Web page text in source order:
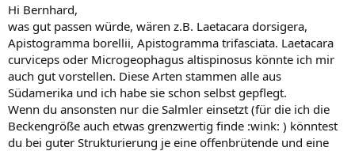
Hi Bernhard,
was gut passen würde, wären z.B. Laetacara dorsigera,
Apistogramma borellii, Apistogramma trifasciata. Laetacara
curviceps oder Microgeophagus altispinosus könnte ich mir
auch gut vorstellen. Diese Arten stammen alle aus
Südamerika und ich habe sie schon selbst gepflegt.
Wenn du ansonsten nur die Salmler einsetzt (für die ich die
Beckengröße auch etwas grenzwertig finde :wink: ) könntest
du bei guter Strukturierung je eine offenbrütende und eine